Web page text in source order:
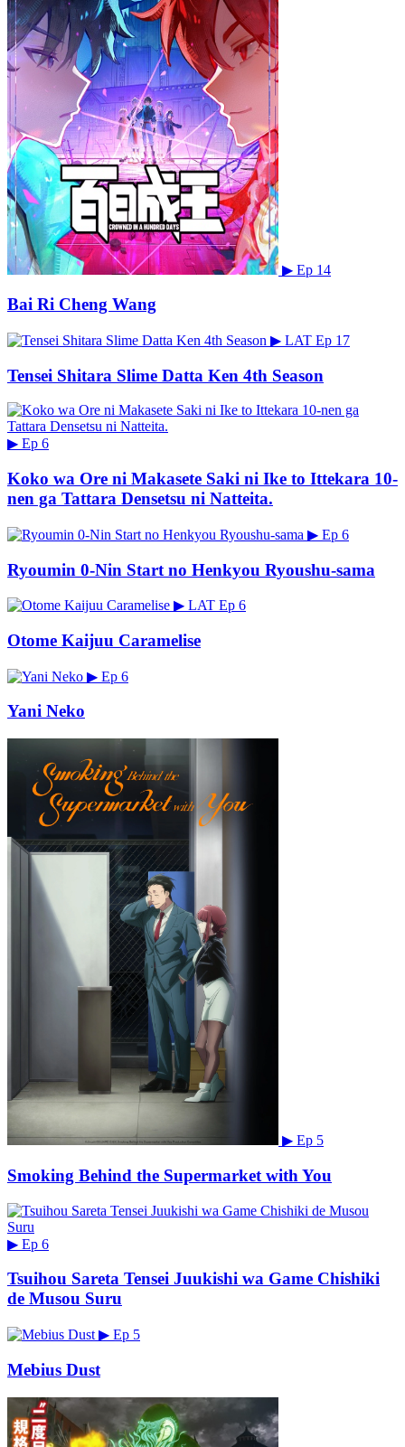
▶ Ep 14
Bai Ri Cheng Wang
▶ LAT Ep 17
Tensei Shitara Slime Datta Ken 4th Season
▶ Ep 6
Koko wa Ore ni Makasete Saki ni Ike to Ittekara 10-
nen ga Tattara Densetsu ni Natteita.
▶ Ep 6
Ryoumin 0-Nin Start no Henkyou Ryoushu-sama
▶ LAT Ep 6
Otome Kaijuu Caramelise
▶ Ep 6
Yani Neko
▶ Ep 5
Smoking Behind the Supermarket with You
▶ Ep 6
Tsuihou Sareta Tensei Juukishi wa Game Chishiki
de Musou Suru
▶ Ep 5
Mebius Dust